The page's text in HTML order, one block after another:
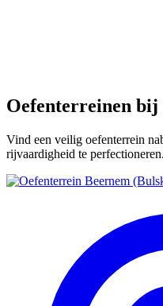
Oefenterreinen bij
Vind een veilig oefenterrein
rijvaardigheid te perfectioneren.